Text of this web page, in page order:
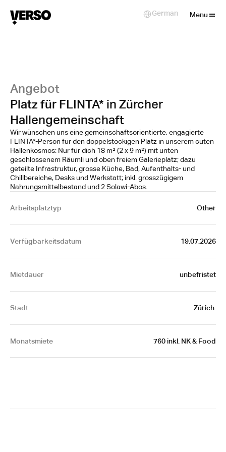
Angebot
Platz für FLINTA* in Zürcher
Hallengemeinschaft
Wir wünschen uns eine gemeinschaftsorientierte, engagierte
FLINTA*-Person für den doppelstöckigen Platz in unserem cuten
Hallenkosmos: Nur für dich 18 m² (2 x 9 m²) mit unten
geschlossenem Räumli und oben freiem Galerieplatz; dazu
geteilte Infrastruktur, grosse Küche, Bad, Aufenthalts- und
Chillbereiche, Desks und Werkstatt; inkl. grosszügigem
Nahrungsmittelbestand und 2 Solawi-Abos.
Arbeitsplatztyp Other
Verfügbarkeitsdatum 19.07.2026
Mietdauer unbefristet
Stadt Zürich
Monatsmiete 760 inkl. NK & Food
Menu
Select Language
German